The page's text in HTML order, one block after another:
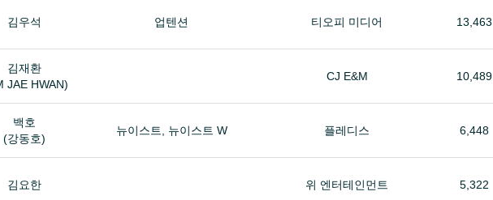
김우석 업텐션 티오피 미디어 13,463
김재환
JAE HWAN)
CJ E&M 10,489
백호
(강동호)
뉴이스트, 뉴이스트 W 플레디스 6,448
김요한 위 엔터테인먼트 5,322